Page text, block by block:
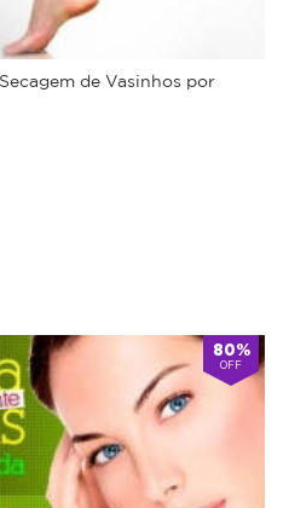
de Vasinhos por
80%
OFF